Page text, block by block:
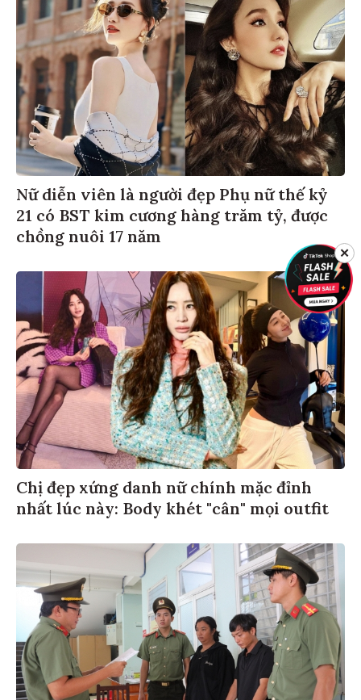
Nữ diễn viên là người đẹp Phụ nữ thế kỷ
21 có BST kim cương hàng trăm tỷ, được
chồng nuôi 17 năm
Chị đẹp xứng danh nữ chính mặc đỉnh
nhất lúc này: Body khét "cân" mọi outfit
✕